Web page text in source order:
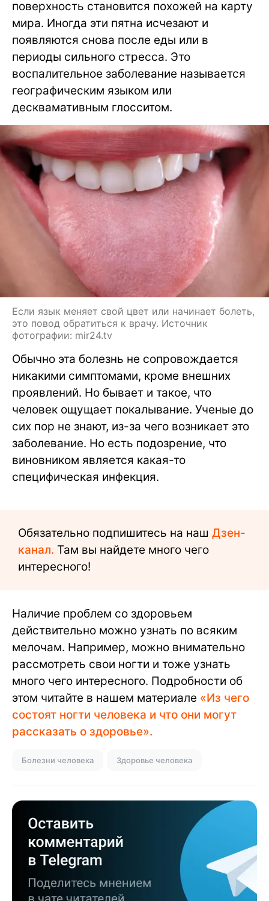
поверхность становится похожей на карту
мира. Иногда эти пятна исчезают и
появляются снова после еды или в
периоды сильного стресса. Это
воспалительное заболевание называется
географическим языком или
десквамативным глосситом.
Если язык меняет свой цвет или начинает болеть,
это повод обратиться к врачу. Источник
фотографии: mir24.tv
Обычно эта болезнь не сопровождается
никакими симптомами, кроме внешних
проявлений. Но бывает и такое, что
человек ощущает покалывание. Ученые до
сих пор не знают, из-за чего возникает это
заболевание. Но есть подозрение, что
виновником является какая-то
специфическая инфекция.
Обязательно подпишитесь на наш Дзен-
канал. Там вы найдете много чего
интересного!
Наличие проблем со здоровьем
действительно можно узнать по всяким
мелочам. Например, можно внимательно
рассмотреть свои ногти и тоже узнать
много чего интересного. Подробности об
этом читайте в нашем материале «Из чего
состоят ногти человека и что они могут
рассказать о здоровье».
Болезни человека Здоровье человека